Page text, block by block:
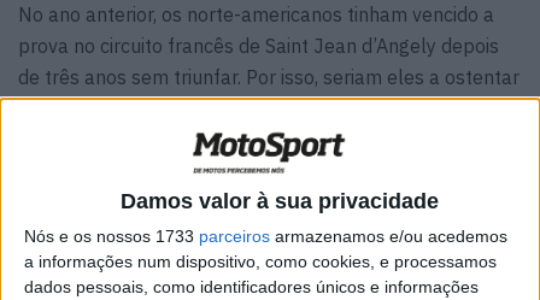
Damos valor à sua privacidade
Nós e os nossos 1733 parceiros armazenamos e/ou acedemos
a informações num dispositivo, como cookies, e processamos
dados pessoais, como identificadores únicos e informações
No ano anterior, os norte-americanos tinham vencido a
prova no circuito francês de Saint Jean d’Angely depois
de três anos sem triunfar. Por isso, seriam eles a ostentar
asplacas n.º 1, 2 e 3.
MotoGP: Jorge Martín não dá hipóteses e
vence Sprint marcada pelo domínio da
Aprilia